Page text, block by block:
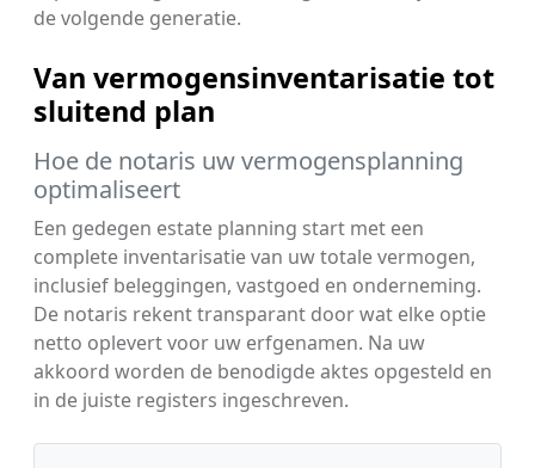
de volgende generatie.
Van vermogensinventarisatie tot
sluitend plan
Hoe de notaris uw vermogensplanning
optimaliseert
Een gedegen estate planning start met een
complete inventarisatie van uw totale vermogen,
inclusief beleggingen, vastgoed en onderneming.
De notaris rekent transparant door wat elke optie
netto oplevert voor uw erfgenamen. Na uw
akkoord worden de benodigde aktes opgesteld en
in de juiste registers ingeschreven.